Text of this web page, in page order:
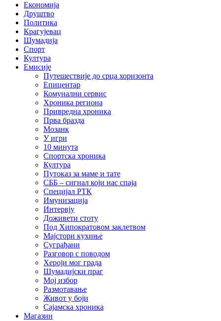
Економија
Друштво
Политика
Крагујевац
Шумадија
Спорт
Култура
Емисије
Путешествије до срца хоризонта
Епицентар
Комунални сервис
Хроника региона
Привредна хроника
Прва бразда
Мозаик
У игри
10 минута
Спортска хроника
Култура
Путоказ за маме и тате
СББ – сигнал који нас спаја
Специјал РТК
Имунизација
Интервју
Доживети стоту
Под Хипократовом заклетвом
Мајстори кухиње
Суграђани
Разговор с поводом
Хероји мог града
Шумадијски праг
Мој избор
Размотавање
Живот у боји
Сајамска хроника
Магазин